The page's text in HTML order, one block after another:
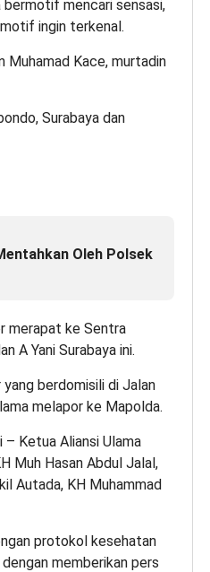
bermotif mencari sensasi,
ingin terkenal.
Muhamad Kace, murtadin
Surabaya dan
Oleh Polsek
merapat ke Sentra
A Yani Surabaya ini.
berdomisili di Jalan
melapor ke Mapolda.
– Ketua Aliansi Ulama
Muh Hasan Abdul Jalal,
Autada, KH Muhammad
protokol kesehatan
memberikan pers